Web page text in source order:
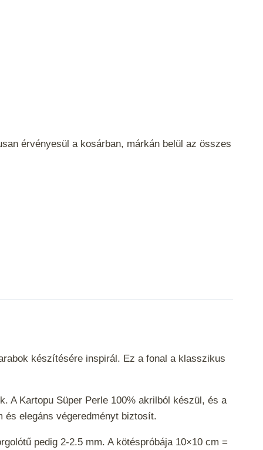
érvényesül a kosárban, márkán belül az összes
készítésére inspirál. Ez a fonal a klasszikus
A Kartopu Süper Perle 100% akrilból készül, és a
és elegáns végeredményt biztosít.
pedig 2-2.5 mm. A kötéspróbája 10×10 cm =